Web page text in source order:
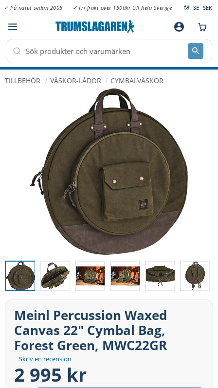
Meny
✓ På nätet sedan 2005 ✓ Fri frakt över 1500kr till hela Sverige SE SEK
account_circle
TILLBEHÖR VÄSKOR-LÅDOR CYMBALVÄSKOR
Skriv en recension
Meinl Percussion Waxed
Canvas 22" Cymbal Bag,
Forest Green, MWC22GR
2 995 kr